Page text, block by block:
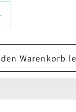
für
Warenkorb